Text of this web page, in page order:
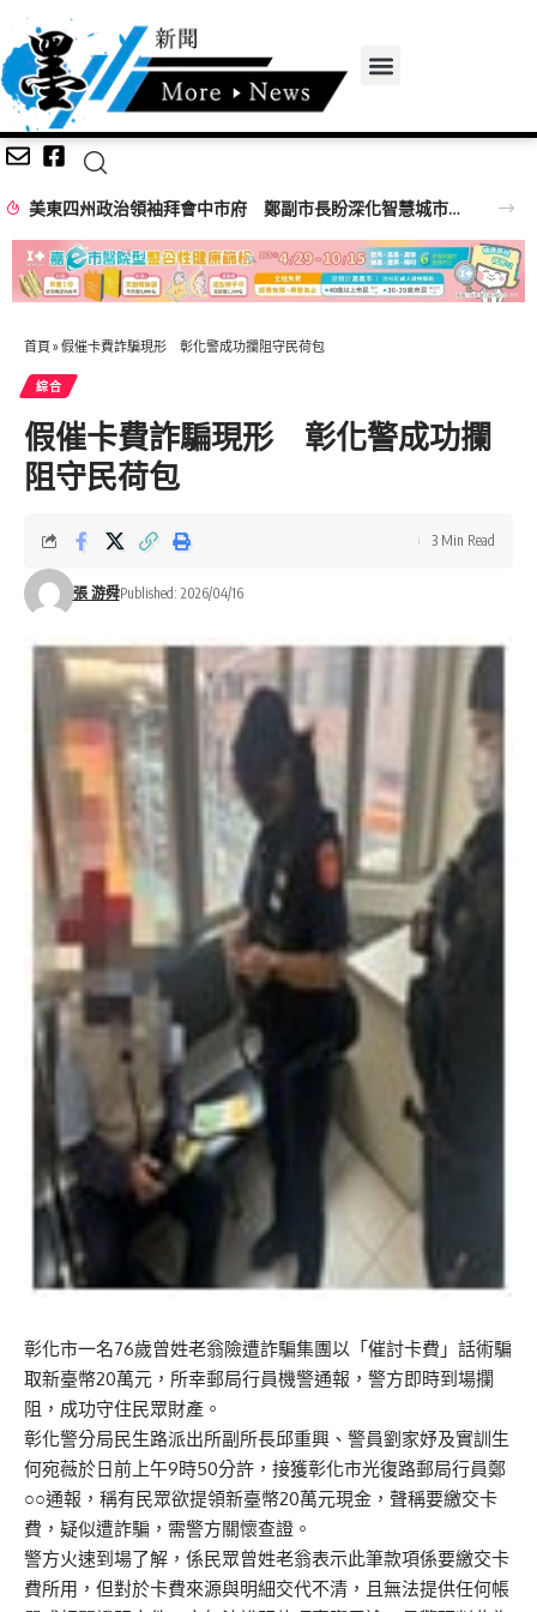
美東四州政治領袖拜會中市府 鄭副市長盼深化智慧城市、經貿產業及棒球交流合作
首頁 » 假催卡費詐騙現形 彰化警成功攔阻守民荷包
綜合
假催卡費詐騙現形 彰化警成功攔
阻守民荷包
張 游舜Published: 2026/04/16
3 Min Read
彰化市一名76歲曾姓老翁險遭詐騙集團以「催討卡費」話術騙
取新臺幣20萬元，所幸郵局行員機警通報，警方即時到場攔
阻，成功守住民眾財產。
彰化警分局民生路派出所副所長邱重興、警員劉家妤及實訓生
何宛薇於日前上午9時50分許，接獲彰化市光復路郵局行員鄭
○○通報，稱有民眾欲提領新臺幣20萬元現金，聲稱要繳交卡
費，疑似遭詐騙，需警方關懷查證。
警方火速到場了解，係民眾曾姓老翁表示此筆款項係要繳交卡
費所用，但對於卡費來源與明細交代不清，且無法提供任何帳